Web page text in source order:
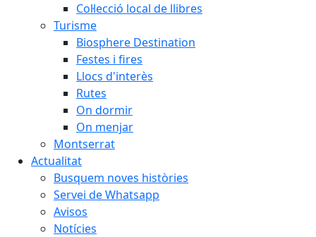
Col·lecció local de llibres
Turisme
Biosphere Destination
Festes i fires
Llocs d'interès
Rutes
On dormir
On menjar
Montserrat
Actualitat
Busquem noves històries
Servei de Whatsapp
Avisos
Notícies